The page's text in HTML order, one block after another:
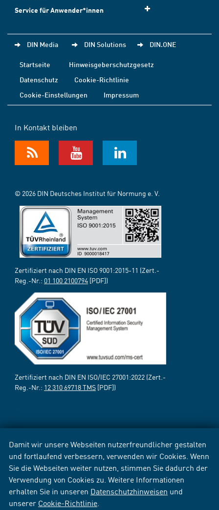
Damit wir unsere Webseiten nutzerfreundlicher gestalten
und fortlaufend verbessern, verwenden wir Cookies. Wenn
Sie die Webseiten weiter nutzen, stimmen Sie dadurch der
Verwendung von Cookies zu. Weitere Informationen
erhalten Sie in unseren Datenschutzhinweisen und
unserer Cookie-Richtlinie
Service für Anwender*innen
DIN Media DIN Solutions DIN.ONE
Startseite
Hinweisgeberschutzgesetz
Datenschutz
Cookie-Richtlinie
Cookie-Einstellungen
Impressum
In Kontakt bleiben
© 2026 DIN Deutsches Institut für Normung e. V.
Zertifiziert nach DIN EN ISO 9001:2015-11 (Zert.-
Reg.-Nr.: 01 100 2100794 [PDF])
Zertifiziert nach DIN EN ISO/IEC 27001:2022 (Zert.-
Reg.-Nr.: 12 310 69718 TMS [PDF])